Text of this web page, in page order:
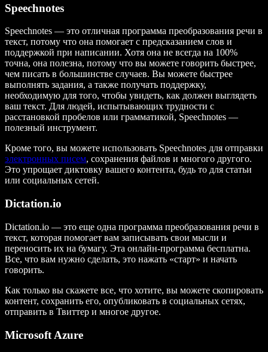
Speechnotes
Speechnotes — это отличная программа преобразования речи в
текст, потому что она помогает с предсказанием слов и
поддержкой при написании. Хотя она не всегда на 100%
точна, она полезна, потому что вы можете говорить быстрее,
чем писать в большинстве случаев. Вы можете быстрее
выполнять задания, а также получать поддержку,
необходимую для того, чтобы увидеть, как должен выглядеть
ваш текст. Для людей, испытывающих трудности с
расстановкой пробелов или грамматикой, Speechnotes —
полезный инструмент.
Кроме того, вы можете использовать Speechnotes для отправки
электронных писем, сохранения файлов и многого другого.
Это упрощает диктовку вашего контента, будь то для статьи
или социальных сетей.
Dictation.io
Dictation.io — это еще одна программа преобразования речи в
текст, которая помогает вам записывать свои мысли и
переносить их на бумагу. Эта онлайн-программа бесплатна.
Все, что вам нужно сделать, это нажать «старт» и начать
говорить.
Как только вы скажете все, что хотите, вы можете скопировать
контент, сохранить его, опубликовать в социальных сетях,
отправить в Твиттер и многое другое.
Microsoft Azure